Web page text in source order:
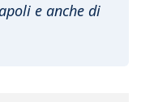
e anche di